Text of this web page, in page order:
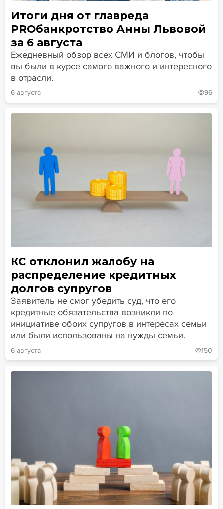
Итоги дня от главреда
PROбанкротство Анны Львовой
за 6 августа
Ежедневный обзор всех СМИ и блогов, чтобы
вы были в курсе самого важного и интересного
в отрасли.
6 августа 96
КС отклонил жалобу на
распределение кредитных
долгов супругов
Заявитель не смог убедить суд, что его
кредитные обязательства возникли по
инициативе обоих супругов в интересах семьи
или были использованы на нужды семьи.
6 августа 150